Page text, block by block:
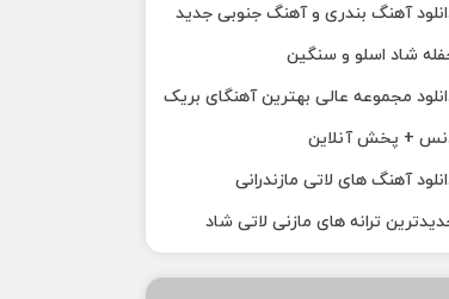
آهنگ بندری و آهنگ جنوبی جدید
شاد اسلو و سنگین
مجموعه عالی بهترین آهنگای بریک
+ پخش آنلاین
آهنگ‌ های لاتی مازندرانی
ترانه های مازنی لاتی شاد